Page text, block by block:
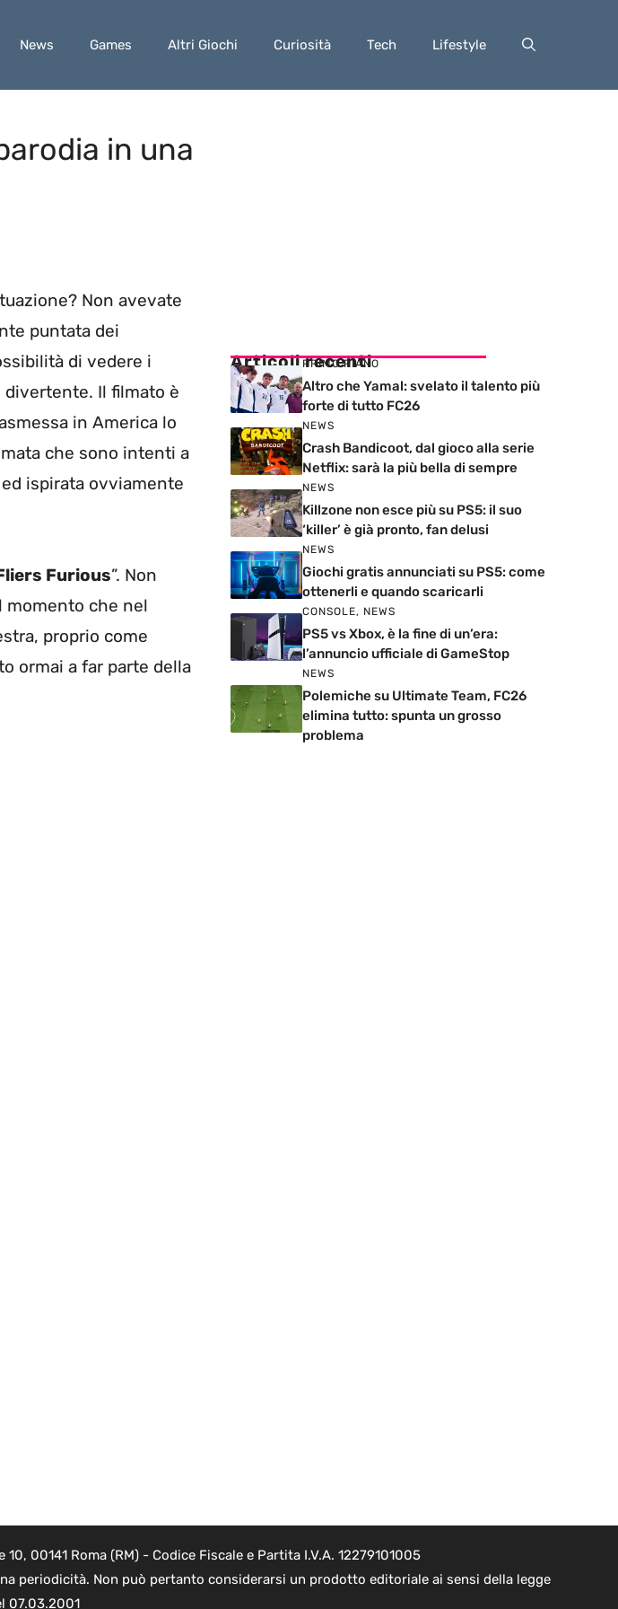
News Games Altri Giochi Curiosità Tech Lifestyle
in una
Non avevate
puntata dei
di vedere i
divertente. Il filmato è
in America lo
che sono intenti a
ispirata ovviamente
Furious”. Non
momento che nel
proprio come
ormai a far parte della
Articoli recenti
PRIMO PIANO
Altro che Yamal: svelato il talento più
forte di tutto FC26
NEWS
Crash Bandicoot, dal gioco alla serie
Netflix: sarà la più bella di sempre
NEWS
Killzone non esce più su PS5: il suo
‘killer’ è già pronto, fan delusi
NEWS
Giochi gratis annunciati su PS5: come
ottenerli e quando scaricarli
CONSOLE, NEWS
PS5 vs Xbox, è la fine di un’era:
l’annuncio ufficiale di GameStop
NEWS
Polemiche su Ultimate Team, FC26
elimina tutto: spunta un grosso
problema
00141 Roma (RM) - Codice Fiscale e Partita I.V.A. 12279101005
periodicità. Non può pertanto considerarsi un prodotto editoriale ai sensi della legge
07.03.2001